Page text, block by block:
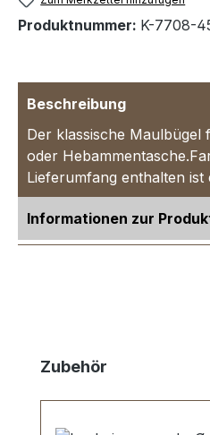
Produktnummer: K-7708-
Beschreibung
Der klassische Maulbügel
oder
Lieferumfang enthalten
Informationen zur
Produktgalerie
Zubehör